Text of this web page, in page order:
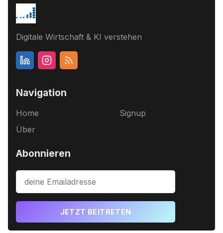
Digitale Wirtschaft & KI verstehen
Navigation
Home
Über
Signup
Abonnieren
JETZT BEITRETEN